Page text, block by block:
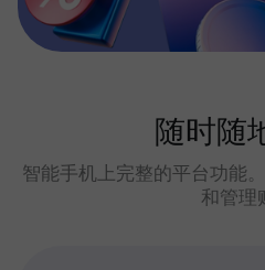
随时随
智能手机上完整的平台功能
和管理